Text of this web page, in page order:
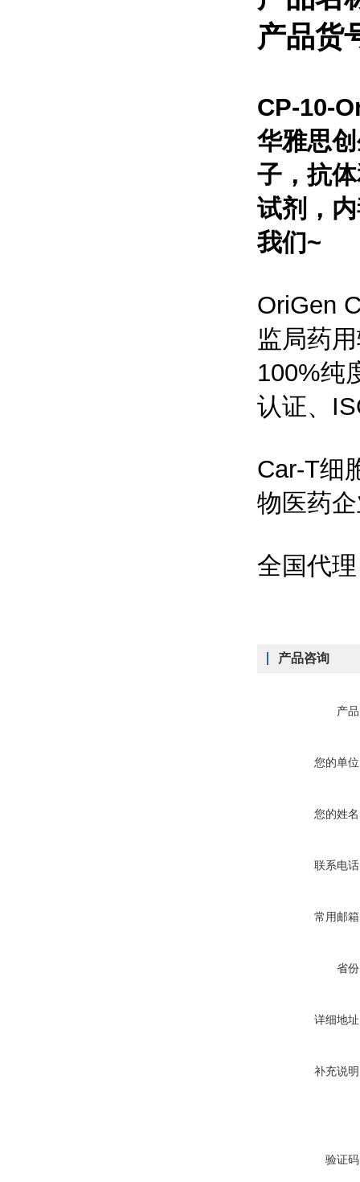
产品货
CP-10-
华雅思
子，抗
试剂，
我们~
OriGen
监局药
100%纯
认证、
Car-T细
物医药
全国代
产品咨询
产
您的单
您的姓
联系电
常用邮
省
详细地
补充说
验证